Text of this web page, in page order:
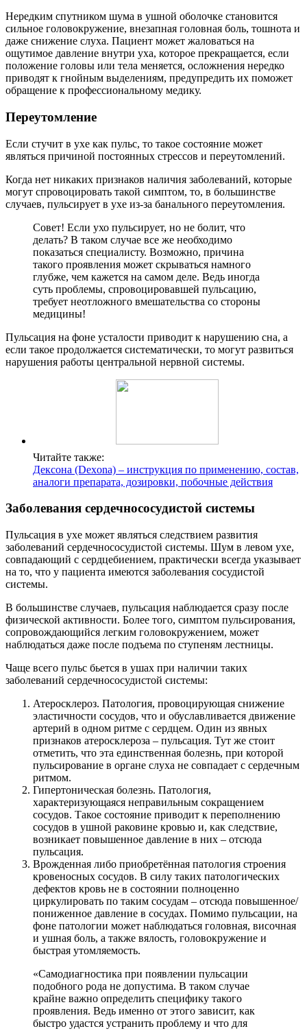
Нередким спутником шума в ушной оболочке становится
сильное головокружение, внезапная головная боль, тошнота и
даже снижение слуха. Пациент может жаловаться на
ощутимое давление внутри уха, которое прекращается, если
положение головы или тела меняется, осложнения нередко
приводят к гнойным выделениям, предупредить их поможет
обращение к профессиональному медику.
Переутомление
Если стучит в ухе как пульс, то такое состояние может
являться причиной постоянных стрессов и переутомлений.
Когда нет никаких признаков наличия заболеваний, которые
могут спровоцировать такой симптом, то, в большинстве
случаев, пульсирует в ухе из-за банального переутомления.
Совет! Если ухо пульсирует, но не болит, что
делать? В таком случае все же необходимо
показаться специалисту. Возможно, причина
такого проявления может скрываться намного
глубже, чем кажется на самом деле. Ведь иногда
суть проблемы, спровоцировавшей пульсацию,
требует неотложного вмешательства со стороны
медицины!
Пульсация на фоне усталости приводит к нарушению сна, а
если такое продолжается систематически, то могут развиться
нарушения работы центральной нервной системы.
Читайте также:
Дексона (Dexona) – инструкция по применению, состав,
аналоги препарата, дозировки, побочные действия
Заболевания сердечнососудистой системы
Пульсация в ухе может являться следствием развития
заболеваний сердечнососудистой системы. Шум в левом ухе,
совпадающий с сердцебиением, практически всегда указывает
на то, что у пациента имеются заболевания сосудистой
системы.
В большинстве случаев, пульсация наблюдается сразу после
физической активности. Более того, симптом пульсирования,
сопровождающийся легким головокружением, может
наблюдаться даже после подъема по ступеням лестницы.
Чаще всего пульс бьется в ушах при наличии таких
заболеваний сердечнососудистой системы:
Атеросклероз. Патология, провоцирующая снижение
эластичности сосудов, что и обуславливается движение
артерий в одном ритме с сердцем. Один из явных
признаков атеросклероза – пульсация. Тут же стоит
отметить, что эта единственная болезнь, при которой
пульсирование в органе слуха не совпадает с сердечным
ритмом.
Гипертоническая болезнь. Патология,
характеризующаяся неправильным сокращением
сосудов. Такое состояние приводит к переполнению
сосудов в ушной раковине кровью и, как следствие,
возникает повышенное давление в них – отсюда
пульсация.
Врожденная либо приобретённая патология строения
кровеносных сосудов. В силу таких патологических
дефектов кровь не в состоянии полноценно
циркулировать по таким сосудам – отсюда повышенное/
пониженное давление в сосудах. Помимо пульсации, на
фоне патологии может наблюдаться головная, височная
и ушная боль, а также вялость, головокружение и
быстрая утомляемость.
«Самодиагностика при появлении пульсации
подобного рода не допустима. В таком случае
крайне важно определить специфику такого
проявления. Ведь именно от этого зависит, как
быстро удастся устранить проблему и что для